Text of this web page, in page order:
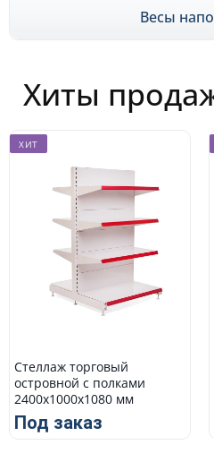
Весы
Хиты
ХИТ
Стеллаж торговый
островной с полками
2400х1000х1080 мм
Под заказ